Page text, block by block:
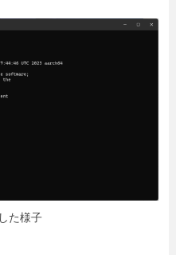
た様子